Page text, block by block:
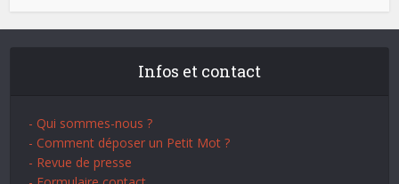
Infos et contact
- Qui sommes-nous ?
- Comment déposer un Petit Mot ?
- Revue de presse